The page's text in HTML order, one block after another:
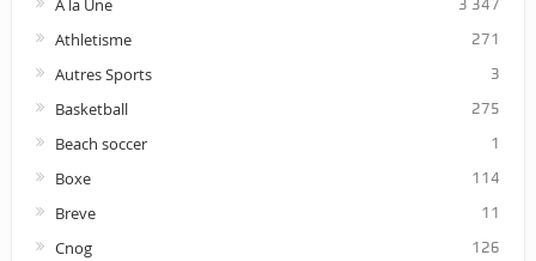
A la Une 3 347
Athletisme 271
Autres Sports 3
Basketball 275
Beach soccer 1
Boxe 114
Breve 11
Cnog 126